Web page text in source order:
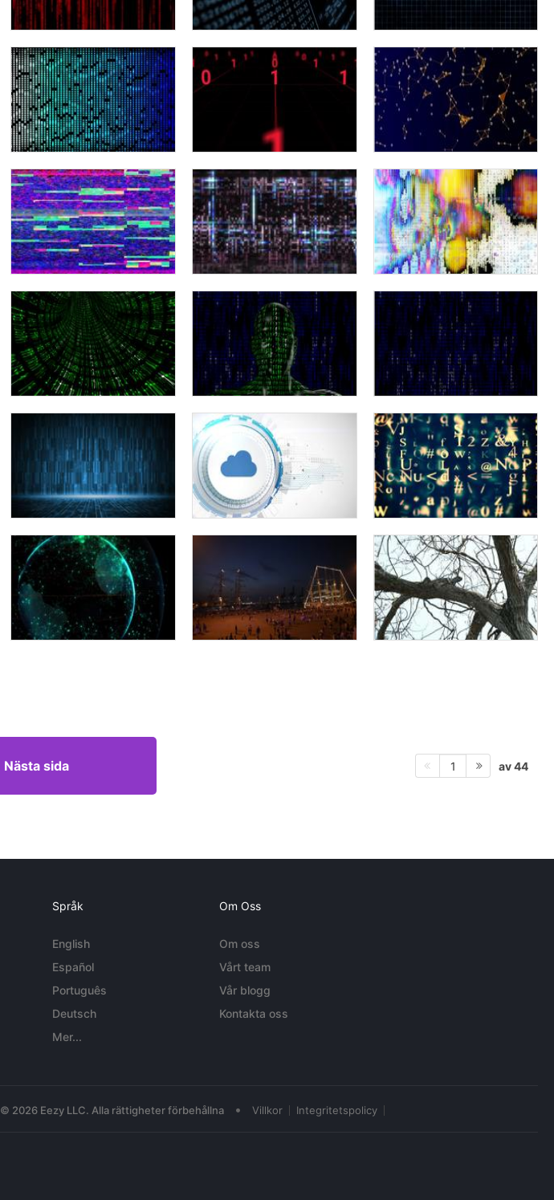
Nästa sida 1 av 44
Språk
English
Español
Português
Deutsch
Mer...
Om Oss
Om oss
Vårt team
Vår blogg
Kontakta oss
© 2026 Eezy LLC. Alla rättigheter förbehållna • Villkor Integritetspolicy